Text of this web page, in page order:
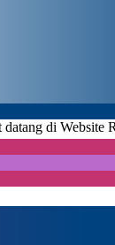
Resmi